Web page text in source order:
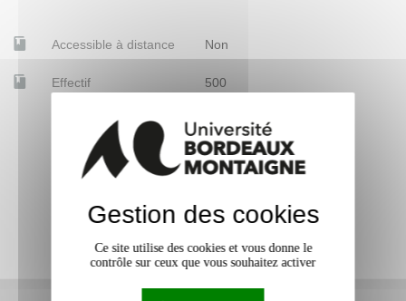
Accessible à distance Non
Effectif 500
Gestion des cookies
Ce site utilise des cookies et vous donne le
contrôle sur ceux que vous souhaitez activer